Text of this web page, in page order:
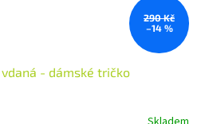
290 Kč
–14 %
- dámské tričko